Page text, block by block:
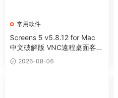
常用軟件
Screens 5 v5.8.12 for Mac
中文破解版 VNC遠程桌面客戶
端應用程序
2026-08-06